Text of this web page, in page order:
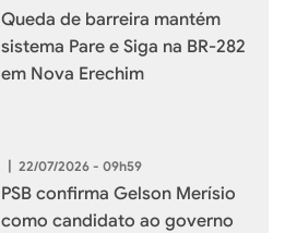
Queda de barreira mantém
sistema Pare e Siga na BR-282
em Nova Erechim
| 22/07/2026 - 09h59
PSB confirma Gelson Merísio
como candidato ao governo